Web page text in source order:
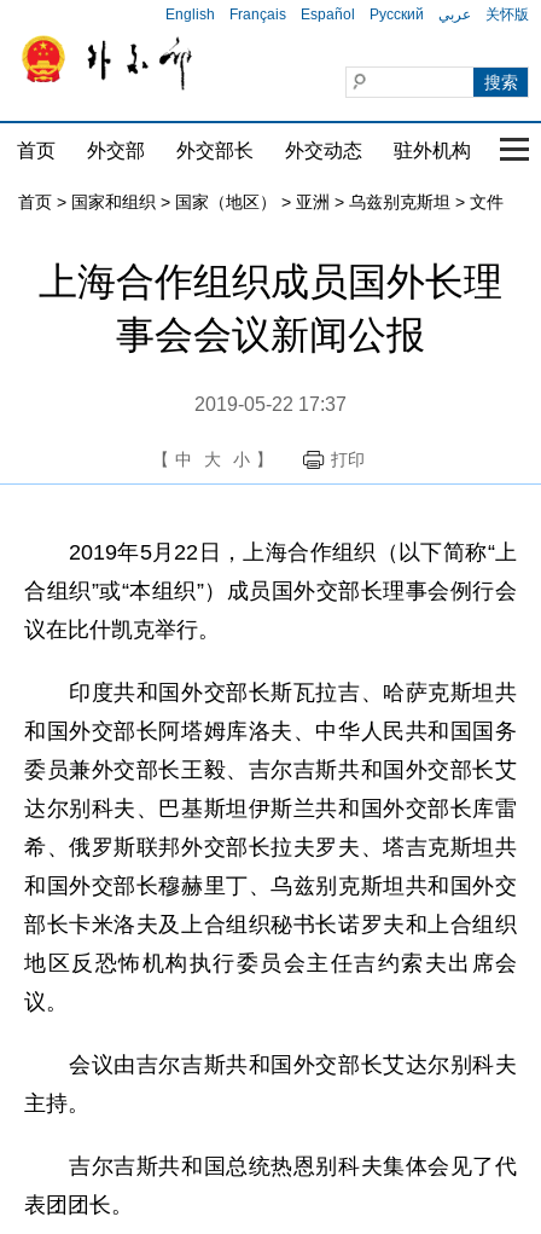
English Français Español Русский عربي 关怀版
首页 外交部 外交部长 外交动态 驻外机构 国
首页 > 国家和组织 > 国家（地区） > 亚洲 > 乌兹别克斯坦 > 文件
上海合作组织成员国外长理
事会会议新闻公报
2019-05-22 17:37
【 中 大 小 】 打印
2019年5月22日，上海合作组织（以下简称“上
合组织”或“本组织”）成员国外交部长理事会例行会
议在比什凯克举行。
印度共和国外交部长斯瓦拉吉、哈萨克斯坦共
和国外交部长阿塔姆库洛夫、中华人民共和国国务
委员兼外交部长王毅、吉尔吉斯共和国外交部长艾
达尔别科夫、巴基斯坦伊斯兰共和国外交部长库雷
希、俄罗斯联邦外交部长拉夫罗夫、塔吉克斯坦共
和国外交部长穆赫里丁、乌兹别克斯坦共和国外交
部长卡米洛夫及上合组织秘书长诺罗夫和上合组织
地区反恐怖机构执行委员会主任吉约索夫出席会
议。
会议由吉尔吉斯共和国外交部长艾达尔别科夫
主持。
吉尔吉斯共和国总统热恩别科夫集体会见了代
表团团长。